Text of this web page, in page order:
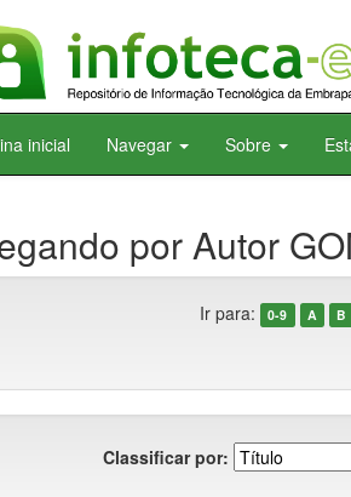
inicial Navegar Sobre
por Autor
Ir para: 0-9 A B
Classificar por: